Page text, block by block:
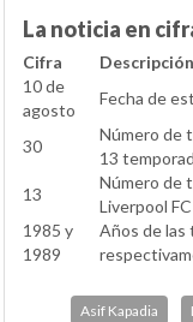
La noticia en
Cifra
Descripción
10 de
agosto
Fecha de
30
Número de
13
13
Número de
Liverpool FC
1985 y
1989
Años de las
Asif Kapadia